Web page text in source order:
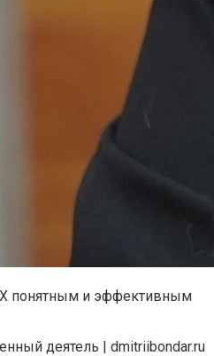
понятным и эффективным
деятель | dmitriibondar.ru